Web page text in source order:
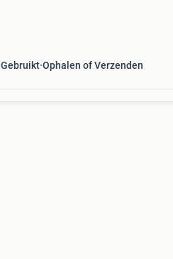
Gebruikt Ophalen of Verzenden